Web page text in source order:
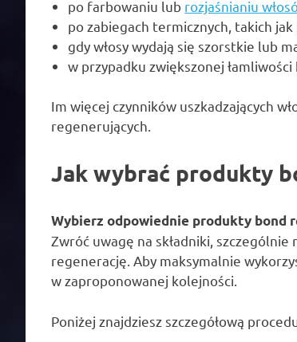
po farbowaniu lub rozjaśnianiu
po zabiegach termicznych, takich
gdy włosy wydają się szorstkie lub
w przypadku zwiększonej łamliwości
Im więcej czynników uszkadzających
regenerujących.
Jak wybrać produkty
Wybierz odpowiednie produkty bond
Zwróć uwagę na składniki,
regenerację. Aby maksymalnie
w zaproponowanej kolejności.
Poniżej znajdziesz szczegółową